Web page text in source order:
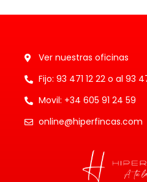
Ver nuestras oficinas
Fijo: 93 471 12 22 o al 93
Movil: +34 605 91 24 59
online@hiperfincas.com